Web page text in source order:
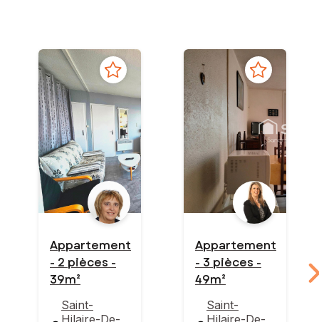
Appartement
- 2 pièces -
39m²
Saint-
Hilaire-De-
Appartement
- 3 pièces -
49m²
Saint-
Hilaire-De-